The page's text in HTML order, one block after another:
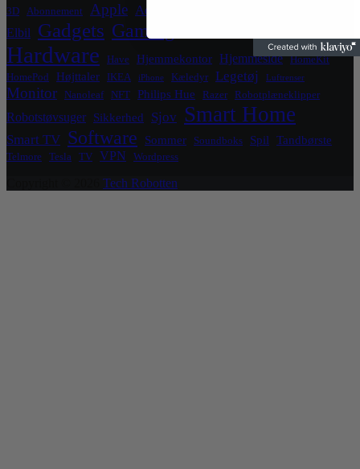
3D Abonnement Apple Aqara
Elbil Gadgets Gaming
Hardware Have Hjemmekontor Hjemmeside HomeKit
HomePod
Højttaler IKEA iPhone Kæledyr Legetøj Luftrenser
Monitor Nanoleaf NFT Philips Hue Razer Robotplæneklipper
Robotstøvsuger Sikkerhed Sjov Smart Home
Smart TV Software Sommer Soundboks Spil Tandbørste
Telmore Tesla TV VPN Wordpress
Tech Robotten